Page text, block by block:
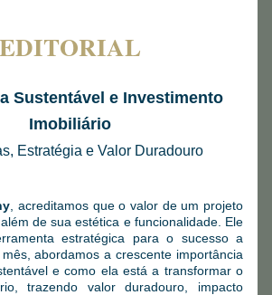
EDITORIAL
Sustentável e Investimento
Imobiliário
Estratégia e Valor Duradouro
, acreditamos que o valor de um projeto
de sua estética e funcionalidade. Ele
estratégica para o sucesso a
abordamos a crescente importância
e como ela está a transformar o
trazendo valor duradouro, impacto